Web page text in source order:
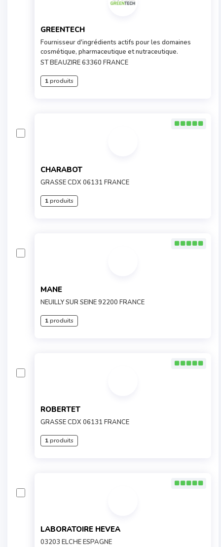
GREENTECH
Fournisseur d'ingrédients actifs pour les domaines
cosmétique, pharmaceutique et nutraceutique.
ST BEAUZIRE 63360 FRANCE
1produits
CHARABOT
GRASSE CDX 06131 FRANCE
1produits
MANE
NEUILLY SUR SEINE 92200 FRANCE
1produits
ROBERTET
GRASSE CDX 06131 FRANCE
1produits
LABORATOIRE HEVEA
03203 ELCHE ESPAGNE